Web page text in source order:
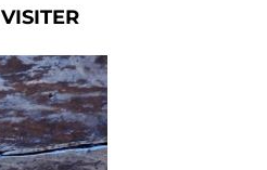
VISITER